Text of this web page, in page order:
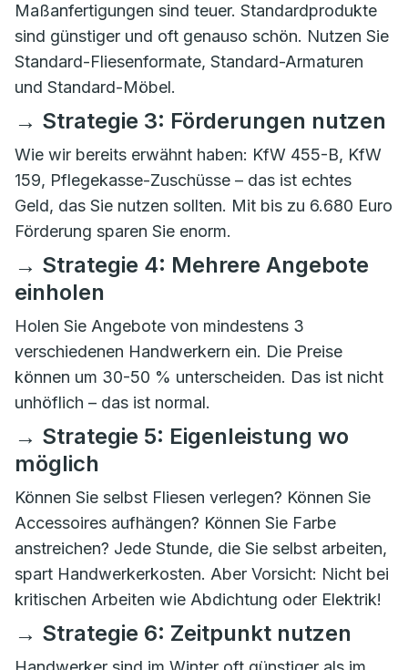
Maßanfertigungen sind teuer. Standardprodukte
sind günstiger und oft genauso schön. Nutzen Sie
Standard-Fliesenformate, Standard-Armaturen
und Standard-Möbel.
→ Strategie 3: Förderungen nutzen
Wie wir bereits erwähnt haben: KfW 455-B, KfW
159, Pflegekasse-Zuschüsse – das ist echtes
Geld, das Sie nutzen sollten. Mit bis zu 6.680 Euro
Förderung sparen Sie enorm.
→ Strategie 4: Mehrere Angebote
einholen
Holen Sie Angebote von mindestens 3
verschiedenen Handwerkern ein. Die Preise
können um 30-50 % unterscheiden. Das ist nicht
unhöflich – das ist normal.
→ Strategie 5: Eigenleistung wo
möglich
Können Sie selbst Fliesen verlegen? Können Sie
Accessoires aufhängen? Können Sie Farbe
anstreichen? Jede Stunde, die Sie selbst arbeiten,
spart Handwerkerkosten. Aber Vorsicht: Nicht bei
kritischen Arbeiten wie Abdichtung oder Elektrik!
→ Strategie 6: Zeitpunkt nutzen